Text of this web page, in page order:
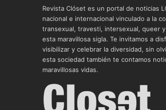
Revista Clóset es un portal de noticias
nacional e internacional vinculado a la
transexual, travesti, intersexual, queer
esta maravillosa sigla. Te invitamos a
visibilizar y celebrar la diversidad, sin
esta sociedad también te contamos
maravillosas vidas.